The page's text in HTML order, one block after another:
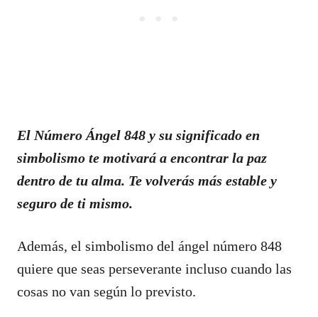
El Número Ángel 848 y su significado en
simbolismo te motivará a encontrar la paz
dentro de tu alma. Te volverás más estable y
seguro de ti mismo.
Además, el simbolismo del ángel número 848
quiere que seas perseverante incluso cuando las
cosas no van según lo previsto.